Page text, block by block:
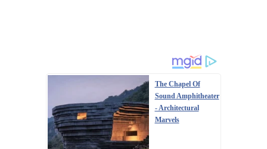
The Chapel Of
Sound Amphitheater
- Architectural
Marvels